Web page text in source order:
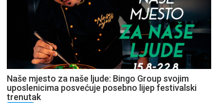
Naše mjesto za naše ljude: Bingo Group svojim
uposlenicima posvećuje posebno lijep festivalski
trenutak